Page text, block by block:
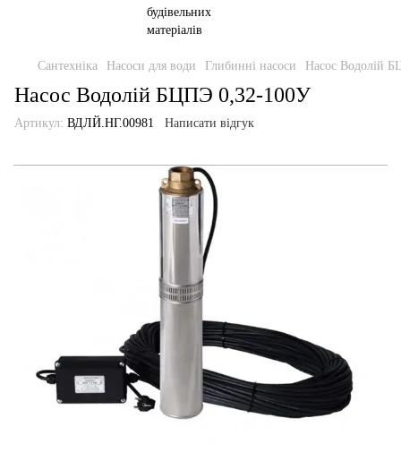
Сантехніка Насоси для води Глибинні насоси Насос Водолій
Насос Водолій БЦПЭ 0,32-100У
Артикул: ВДЛЙ.НГ.00981 Написати відгук